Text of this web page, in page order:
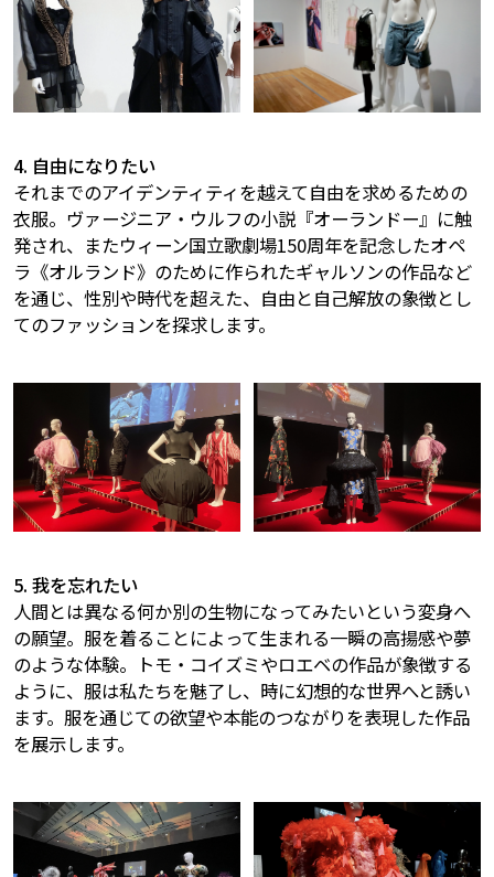
4. 自由になりたい
それまでのアイデンティティを越えて自由を求めるための
衣服。ヴァージニア・ウルフの小説『オーランドー』に触
発され、またウィーン国立歌劇場150周年を記念したオペ
ラ《オルランド》のために作られたギャルソンの作品など
を通じ、性別や時代を超えた、自由と自己解放の象徴とし
てのファッションを探求します。
5. 我を忘れたい
人間とは異なる何か別の生物になってみたいという変身へ
の願望。服を着ることによって生まれる一瞬の高揚感や夢
のような体験。トモ・コイズミやロエベの作品が象徴する
ように、服は私たちを魅了し、時に幻想的な世界へと誘い
ます。服を通じての欲望や本能のつながりを表現した作品
を展示します。